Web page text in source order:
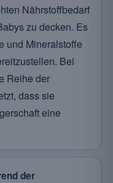
Nährstoffbedarf
zu decken. Es
und Mineralstoffe
Bei
Reihe der
dass sie
eine
der